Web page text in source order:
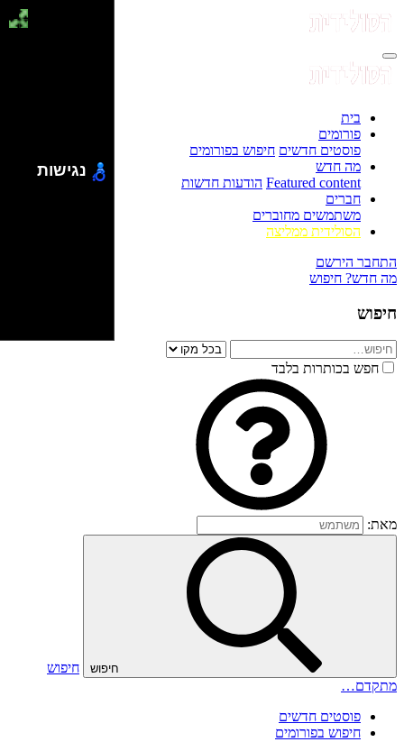
בית
פורומים
פוסטים חדשים חיפוש בפורומים
מה חדש
Featured content הודעות חדשות
חברים
משתמשים מחוברים
הסולידית ממליצה
התחבר הירשם
מה חדש? חיפוש
חיפוש
חפש בכותרות בלבד
מאת:
חיפוש
חיפוש
מתקדם…
פוסטים חדשים
חיפוש בפורומים
נגישות